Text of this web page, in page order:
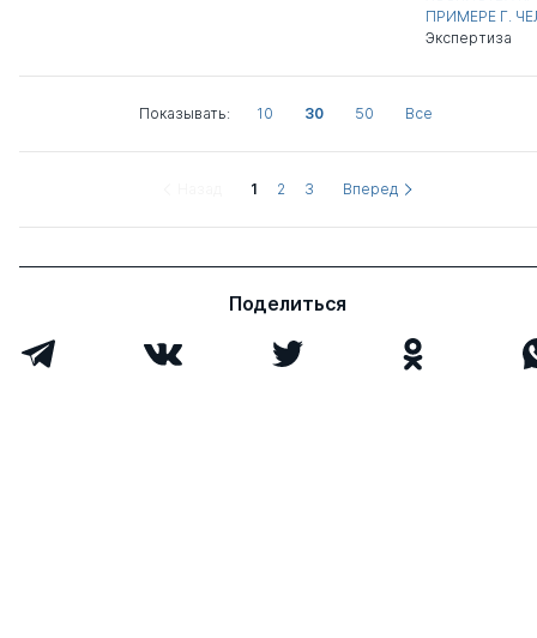
ПРИМЕРЕ Г.
Экспертиза
Показывать: 10 30 50 Все
1 2 3 Вперед
Поделиться